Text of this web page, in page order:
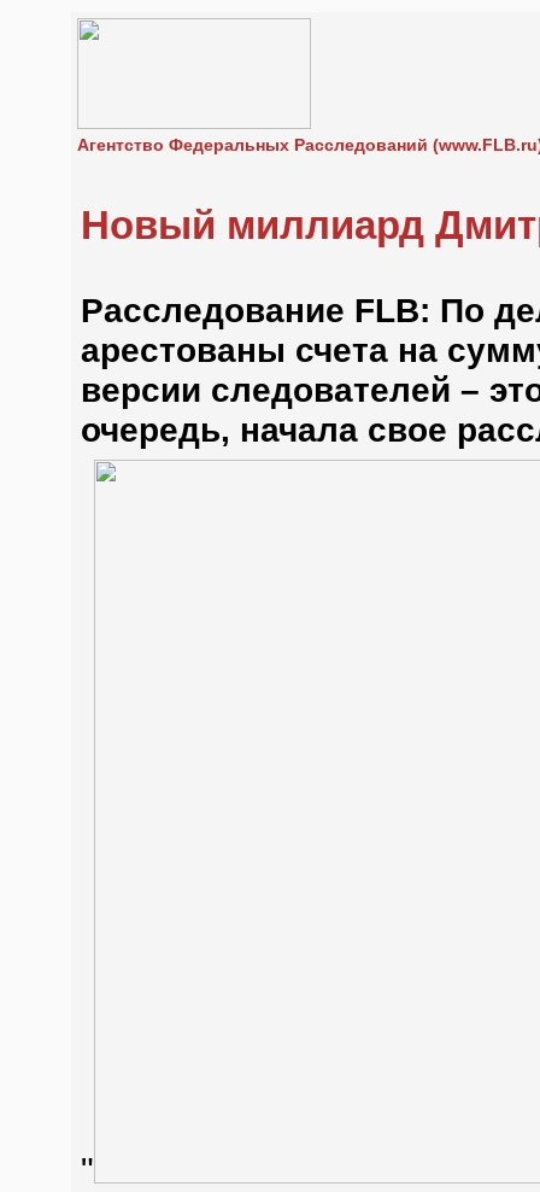
Агентство Федеральных Расследований
Новый миллиард
Расследование FLB: По
арестованы счета на
версии следователей –
очередь, начала свое
"